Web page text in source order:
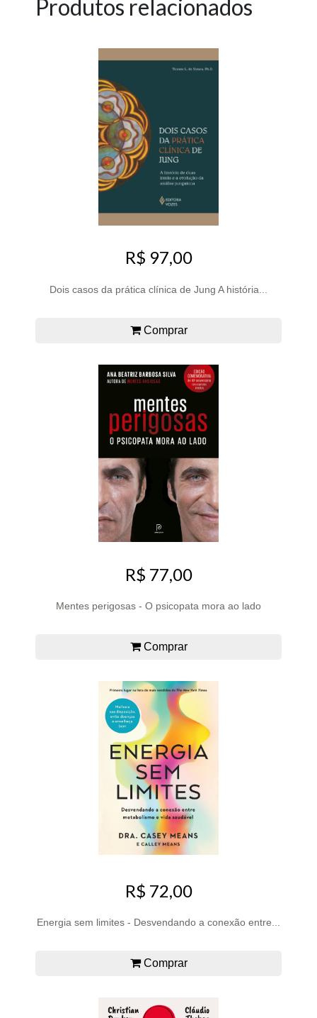
Produtos relacionados
R$ 97,00
Dois casos da prática clínica de Jung A história...
Comprar
R$ 77,00
Mentes perigosas - O psicopata mora ao lado
Comprar
R$ 72,00
Energia sem limites - Desvendando a conexão entre...
Comprar